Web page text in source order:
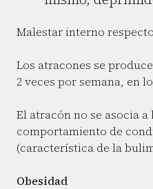
Malestar interno
Los atracones se
2 veces por semana, en
El atracón no se asocia
comportamiento de
(característica de la
Obesidad